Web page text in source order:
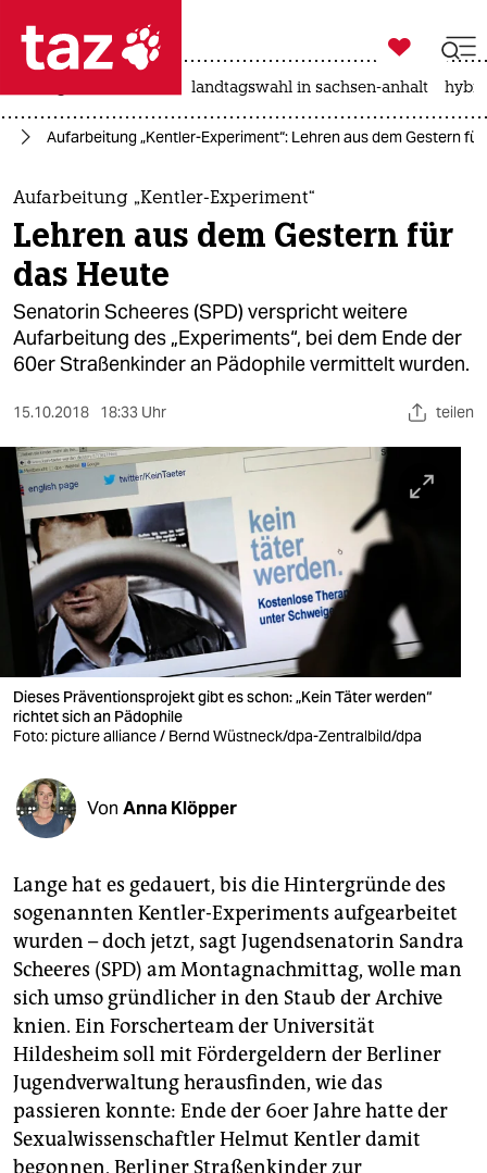
 taz zahl ich
taz zahl ich
themen
politik
öko
gesellschaft
sport
berlin
nord
wahrheit
verlag
verlag
veranstaltungen
fragen & hilfe
abo
genossenschaft
epaper login

taz zahl ich
landtagswahl in sachsen-anhalt
Aufarbeitung „Kentler-Experiment“: Lehren aus dem Gestern
Aufarbeitung „Kentler-Experiment“
Lehren aus dem Gestern für
das Heute
Senatorin Scheeres (SPD) verspricht weitere
Aufarbeitung des „Experiments“, bei dem Ende der
60er Straßenkinder an Pädophile vermittelt wurden.
15.10.2018 18:33 Uhr teilen
Dieses Präventionsprojekt gibt es schon: „Kein Täter werden“
richtet sich an Pädophile
Foto: picture alliance / Bernd Wüstneck/dpa-Zentralbild/dpa
Von Anna Klöpper
Lange hat es gedauert, bis die Hintergründe des
sogenannten Kentler-Experiments aufgearbeitet
wurden – doch jetzt, sagt Jugendsenatorin Sandra
Scheeres (SPD) am Montagnachmittag, wolle man
sich umso gründlicher in den Staub der Archive
knien. Ein Forscherteam der Universität
Hildesheim soll mit Fördergeldern der Berliner
Jugendverwaltung herausfinden, wie das
passieren konnte: Ende der 60er Jahre hatte der
Sexualwissenschaftler Helmut Kentler damit
begonnen, Berliner Straßenkinder zur